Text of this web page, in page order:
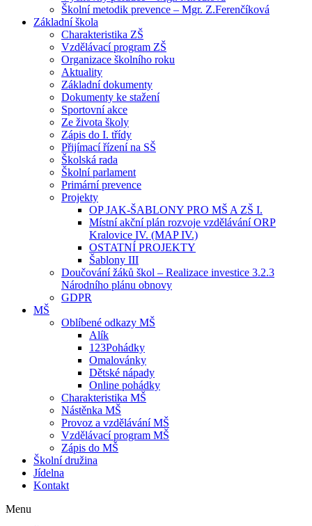
Školní metodik prevence – Mgr. Z.Ferenčíková
Základní škola
Charakteristika ZŠ
Vzdělávací program ZŠ
Organizace školního roku
Aktuality
Základní dokumenty
Dokumenty ke stažení
Sportovní akce
Ze života školy
Zápis do I. třídy
Přijímací řízení na SŠ
Školská rada
Školní parlament
Primární prevence
Projekty
OP JAK-ŠABLONY PRO MŠ A ZŠ I.
Místní akční plán rozvoje vzdělávání ORP
Kralovice IV. (MAP IV.)
OSTATNÍ PROJEKTY
Šablony III
Doučování žáků škol – Realizace investice 3.2.3
Národního plánu obnovy
GDPR
MŠ
Oblíbené odkazy MŠ
Alík
123Pohádky
Omalovánky
Dětské nápady
Online pohádky
Charakteristika MŠ
Nástěnka MŠ
Provoz a vzdělávání MŠ
Vzdělávací program MŠ
Zápis do MŠ
Školní družina
Jídelna
Kontakt
Menu